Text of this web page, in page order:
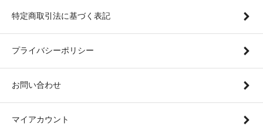
特定商取引法に基づく表記
プライバシーポリシー
お問い合わせ
マイアカウント